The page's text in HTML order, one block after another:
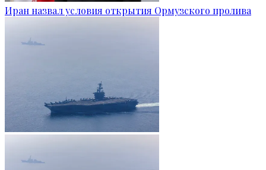
Иран назвал условия открытия Ормузского пролива